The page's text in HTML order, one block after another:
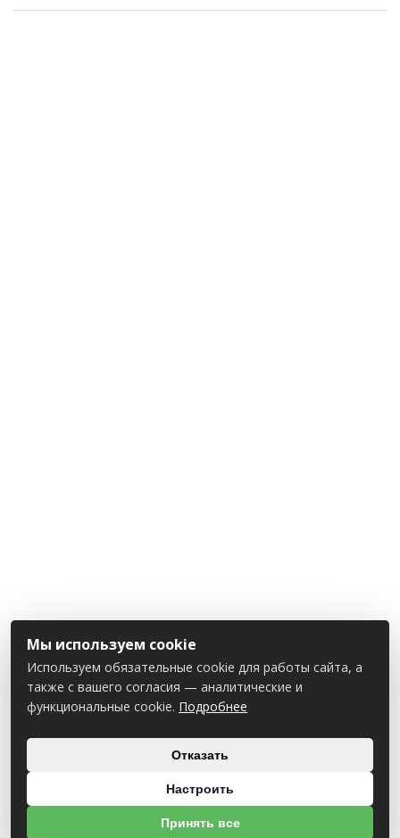
Мы используем cookie
Используем обязательные cookie для работы сайта, а
также с вашего согласия — аналитические и
функциональные cookie. Подробнее
Отказать
Настроить
Принять все